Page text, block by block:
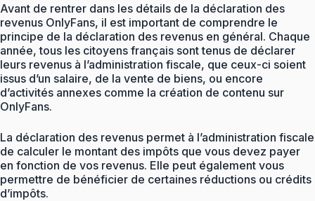
Avant de rentrer dans les détails de la déclaration des
revenus OnlyFans, il est important de comprendre le
principe de la déclaration des revenus en général. Chaque
année, tous les citoyens français sont tenus de déclarer
leurs revenus à l’administration fiscale, que ceux-ci soient
issus d’un salaire, de la vente de biens, ou encore
d’activités annexes comme la création de contenu sur
OnlyFans.
La déclaration des revenus permet à l’administration fiscale
de calculer le montant des impôts que vous devez payer
en fonction de vos revenus. Elle peut également vous
permettre de bénéficier de certaines réductions ou crédits
d’impôts.